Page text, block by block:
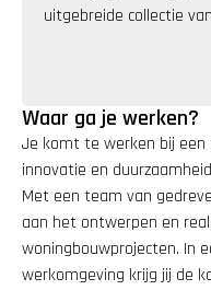
uitgebreide collectie
Waar ga je werken?
Je komt te werken bij
innovatie en
Met een team van
aan het ontwerpen en
woningbouwprojecten. In
werkomgeving krijg jij de